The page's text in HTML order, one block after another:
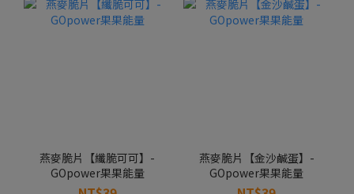
燕麥脆片【纖脆可可】-
GOpower果果能量
燕麥脆片【金沙鹹蛋】-
GOpower果果能量